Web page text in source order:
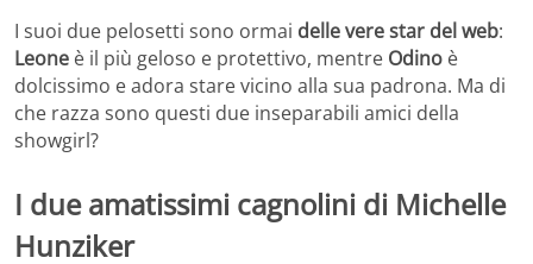
I suoi due pelosetti sono ormai delle vere star del web:
Leone è il più geloso e protettivo, mentre Odino è
dolcissimo e adora stare vicino alla sua padrona. Ma di
che razza sono questi due inseparabili amici della
showgirl?
I due amatissimi cagnolini di Michelle
Hunziker